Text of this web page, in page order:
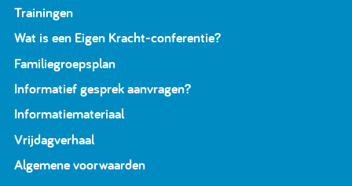
Trainingen
Wat is een Eigen Kracht-conferentie?
Familiegroepsplan
Informatief gesprek aanvragen?
Informatiemateriaal
Vrijdagverhaal
Algemene voorwaarden